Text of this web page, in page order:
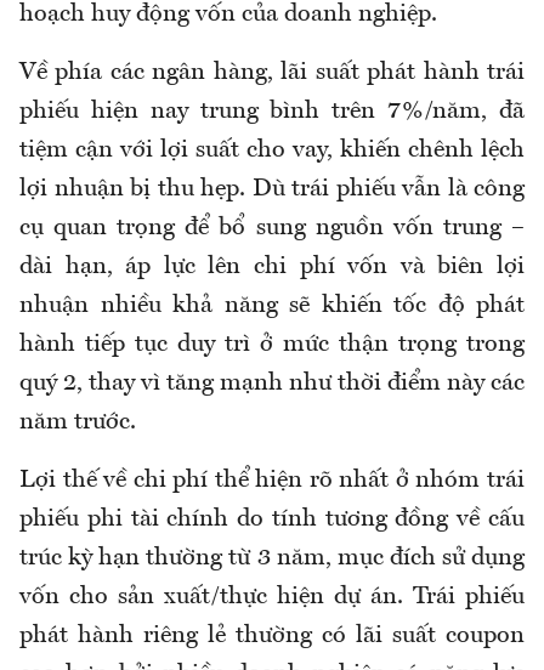
hoạch huy động vốn của doanh nghiệp.
Về phía các ngân hàng, lãi suất phát hành trái
phiếu hiện nay trung bình trên 7%/năm, đã
tiệm cận với lợi suất cho vay, khiến chênh lệch
lợi nhuận bị thu hẹp. Dù trái phiếu vẫn là công
cụ quan trọng để bổ sung nguồn vốn trung –
dài hạn, áp lực lên chi phí vốn và biên lợi
nhuận nhiều khả năng sẽ khiến tốc độ phát
hành tiếp tục duy trì ở mức thận trọng trong
quý 2, thay vì tăng mạnh như thời điểm này các
năm trước.
Lợi thế về chi phí thể hiện rõ nhất ở nhóm trái
phiếu phi tài chính do tính tương đồng về cấu
trúc kỳ hạn thường từ 3 năm, mục đích sử dụng
vốn cho sản xuất/thực hiện dự án. Trái phiếu
phát hành riêng lẻ thường có lãi suất coupon